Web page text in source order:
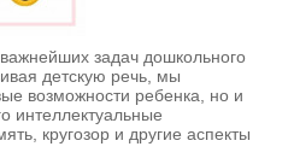
задач дошкольного
детскую речь, мы
возможности ребенка, но и
интеллектуальные
кругозор и другие аспекты